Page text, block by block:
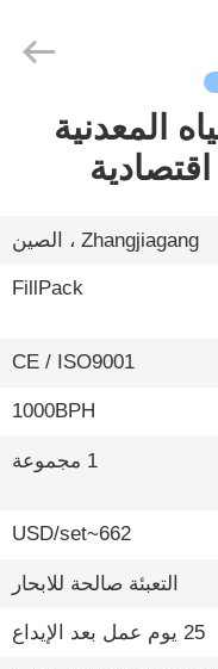
المعدنية
Zhangjiagang ، الصين
FillPack
CE / ISO9001
1000BPH
1 مجموعة
662~USD/set
التعبئة صالحة للابحار
25 يوم عمل بعد الإيداع